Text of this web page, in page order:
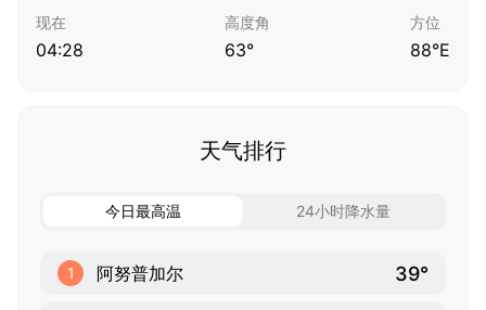
现在
04:28
高度角
63°
方位
88°E
天气排行
今日最高温 24小时降水量
1 阿努普加尔 39°